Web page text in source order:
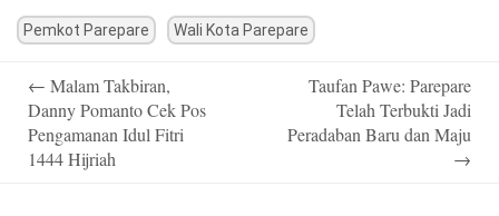
Pemkot Parepare Wali Kota Parepare
navigation
← Malam Takbiran,
Danny Pomanto Cek Pos
Pengamanan Idul Fitri
1444 Hijriah
Taufan Pawe: Parepare
Telah Terbukti Jadi
Peradaban Baru dan Maju
→